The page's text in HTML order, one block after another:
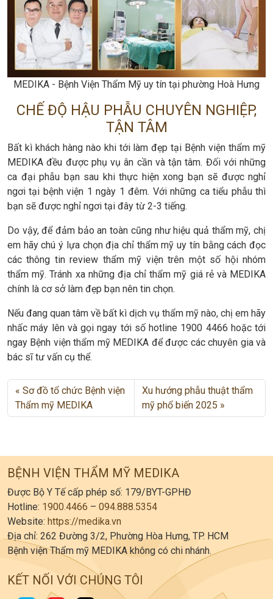
MEDIKA - Bệnh Viện Thẩm Mỹ uy tín tại phường Hoà Hưng
CHẾ ĐỘ HẬU PHẪU CHUYÊN NGHIỆP,
TẬN TÂM
Bất kì khách hàng nào khi tới làm đẹp tại Bệnh viện thẩm mỹ
MEDIKA đều được phụ vụ ân cần và tận tâm. Đối với những
ca đại phẫu bạn sau khi thực hiện xong bạn sẽ được nghỉ
ngơi tại bệnh viện 1 ngày 1 đêm. Với những ca tiểu phẫu thì
bạn sẽ được nghỉ ngơi tại đây từ 2-3 tiếng.
Do vậy, để đảm bảo an toàn cũng như hiệu quả thẩm mỹ, chị
em hãy chú ý lựa chọn địa chỉ thẩm mỹ uy tín bằng cách đọc
các thông tin review thẩm mỹ viện trên một số hội nhóm
thẩm mỹ. Tránh xa những địa chỉ thẩm mỹ giá rẻ và MEDIKA
chính là cơ sở làm đẹp bạn nên tin chọn.
Nếu đang quan tâm về bất kì dịch vụ thẩm mỹ nào, chị em hãy
nhấc máy lên và gọi ngay tới số hotline 1900 4466 hoặc tới
ngay Bệnh viện thẩm mỹ MEDIKA để được các chuyên gia và
bác sĩ tư vấn cụ thể.
Sơ đồ tổ chức Bệnh viện
Thẩm mỹ MEDIKA
Xu hướng phẫu thuật thẩm
mỹ phổ biến 2025
BỆNH VIỆN THẨM MỸ MEDIKA
Được Bộ Y Tế cấp phép số: 179/BYT-GPHĐ
Hotline: 1900.4466 – 094.888.5354
Website: https://medika.vn
Địa chỉ: 262 Đường 3/2, Phường Hòa Hưng, TP. HCM
Bệnh viện Thẩm mỹ MEDIKA không có chi nhánh.
KẾT NỐI VỚI CHÚNG TÔI